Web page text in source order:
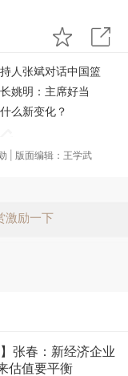
人张斌对话中国篮
姚明：主席好当
么新变化？
| 版面编辑：王学武
激励一下
】张春：新经济企业
估值要平衡